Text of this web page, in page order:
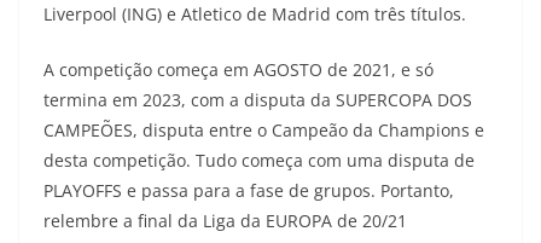
Liverpool (ING) e Atletico de Madrid com três títulos.
A competição começa em AGOSTO de 2021, e só
termina em 2023, com a disputa da SUPERCOPA DOS
CAMPEÕES, disputa entre o Campeão da Champions e
desta competição. Tudo começa com uma disputa de
PLAYOFFS e passa para a fase de grupos. Portanto,
relembre a final da Liga da EUROPA de 20/21